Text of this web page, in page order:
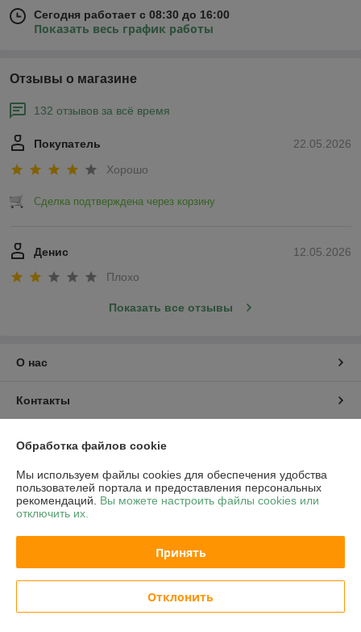
Сегодня работает с 08:30 до 16:00
Показать весь график работы
Отзывы о магазине
132 отзывов за всё время
22.05.2026
Покупатель
Хорошо
Сделка подтверждена через корзину
12.05.2026
Денис
Плохо
Показать все отзывы
О нас
Контакты
График работы
Полная версия сайта
Политика обработки cookies
Обработка файлов cookie
Мы используем файлы cookies для обеспечения удобства
пользователей портала и предоставления персональных
рекомендаций. Вы можете настроить файлы cookies или
отключить их.
Принять
Отклонить